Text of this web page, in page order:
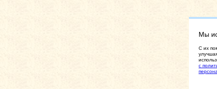
Мы
C их
с